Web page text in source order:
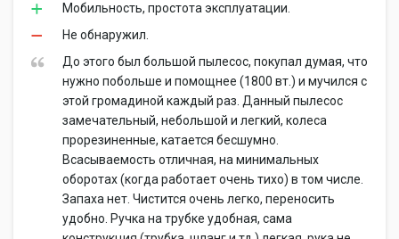
Мобильность, простота эксплуатации.
Не обнаружил.
До этого был большой пылесос, покупал думая, что
нужно побольше и помощнее (1800 вт.) и мучился с
этой громадиной каждый раз. Данный пылесос
замечательный, небольшой и легкий, колеса
прорезиненные, катается бесшумно.
Всасываемость отличная, на минимальных
оборотах (когда работает очень тихо) в том числе.
Запаха нет. Чистится очень легко, переносить
удобно. Ручка на трубке удобная, сама